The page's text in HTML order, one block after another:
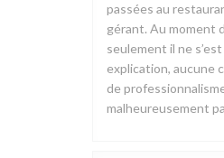
passées au
gérant. Au moment
seulement il ne
explication, aucune
de
malheureusement